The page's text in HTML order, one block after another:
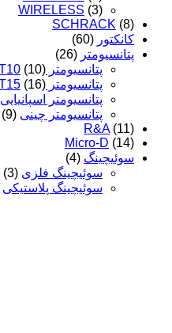
WIRELESS (3)
SCHRACK (8)
کانکتور (60)
پتانسیومتر (26)
پتانسیومتر PT10 (10)
پتانسیومتر PT15 (16)
پتانسیومتر اسپانیایی
پتانسیومتر چینی (9)
R&A (11)
Micro-D (14)
سوئیچینگ (4)
سوئیچینگ فلزی (3)
سوئیچینگ پلاستیکی